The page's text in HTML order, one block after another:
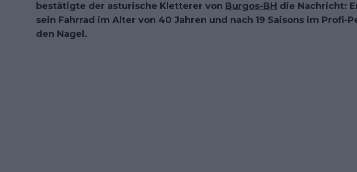
bestätigte der asturische Kletterer von Burgos-BH die Nachricht:
sein Fahrrad im Alter von 40 Jahren und nach 19 Saisons im Profi-
den Nagel.